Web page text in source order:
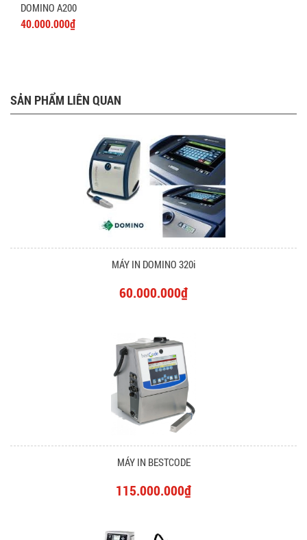
DOMINO A200
40.000.000₫
SẢN PHẨM LIÊN QUAN
MÁY IN DOMINO 320i
60.000.000₫
MÁY IN BESTCODE
115.000.000₫